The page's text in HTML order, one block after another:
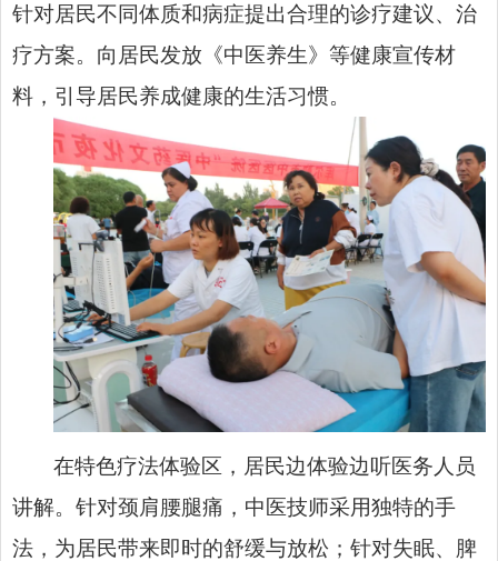
针对居民不同体质和病症提出合理的诊疗建议、治
疗方案。向居民发放《中医养生》等健康宣传材
料，引导居民养成健康的生活习惯。
在特色疗法体验区，居民边体验边听医务人员
讲解。针对颈肩腰腿痛，中医技师采用独特的手
法，为居民带来即时的舒缓与放松；针对失眠、脾